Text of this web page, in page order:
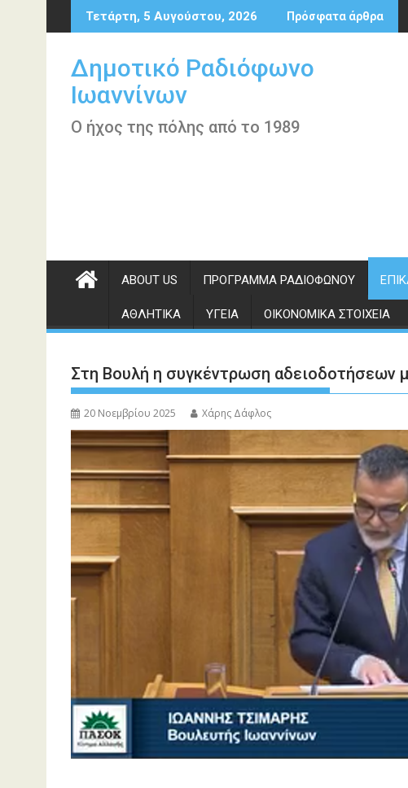
Περάστε
στο
Τετάρτη, 5 Αυγούστου, 2026 Πρόσφατα άρθρα
Δημοτικό Ραδιόφωνο
Ιωαννίνων
Ο ήχος της πόλης από το 1989
ABOUT US ΠΡΌΓΡΑΜΜΑ ΡΑΔΙΟΦΏΝΟΥ
ΑΘΛΗΤΙΚΆ ΥΓΕΊΑ ΟΙΚΟΝΟΜΙΚΆ ΣΤΟΙΧΕΊΑ
Στη Βουλή η συγκέντρωση αδειοδοτήσεων
20 Νοεμβρίου 2025 Χάρης Δάφλος